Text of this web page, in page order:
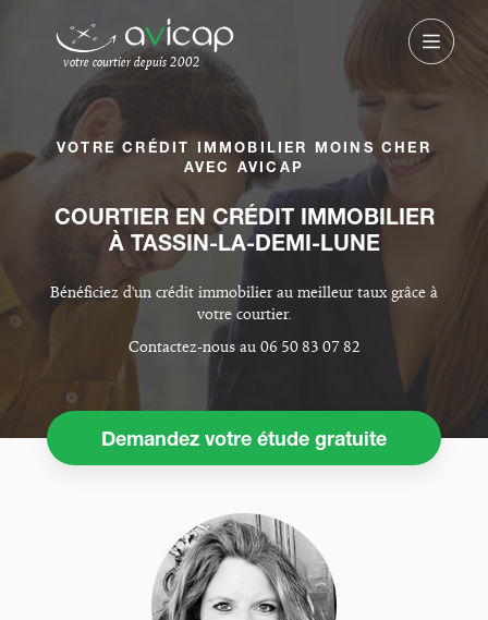
votre courtier depuis 2002
VOTRE CRÉDIT IMMOBILIER MOINS CHER
AVEC AVICAP
COURTIER EN CRÉDIT IMMOBILIER
À TASSIN-LA-DEMI-LUNE
Bénéficiez d'un crédit immobilier au meilleur taux grâce à
votre courtier.
Contactez-nous au 06 50 83 07 82
Demandez votre étude gratuite